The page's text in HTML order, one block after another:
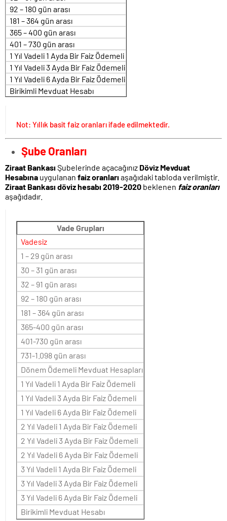
92 – 180 gün arası
181 – 364 gün arası
365 – 400 gün arası
401 – 730 gün arası
1 Yıl Vadeli 1 Ayda Bir Faiz Ödemeli
1 Yıl Vadeli 3 Ayda Bir Faiz Ödemeli
1 Yıl Vadeli 6 Ayda Bir Faiz Ödemeli
Birikimli Mevduat Hesabı
Not: Yıllık basit faiz oranları ifade edilmektedir.
Şube Oranları
Ziraat Bankası Şubelerinde açacağınız Döviz Mevduat
Hesabına uygulanan faiz oranları aşağıdaki tabloda verilmiştir.
Ziraat Bankası döviz hesabı 2019-2020 beklenen faiz oranları
aşağıdadır.
Vade Grupları
Vadesiz
1 – 29 gün arası
30 – 31 gün arası
32 – 91 gün arası
92 – 180 gün arası
181 – 364 gün arası
365-400 gün arası
401-730 gün arası
731-1.098 gün arası
Dönem Ödemeli Mevduat Hesapları
1 Yıl Vadeli 1 Ayda Bir Faiz Ödemeli
1 Yıl Vadeli 3 Ayda Bir Faiz Ödemeli
1 Yıl Vadeli 6 Ayda Bir Faiz Ödemeli
2 Yıl Vadeli 1 Ayda Bir Faiz Ödemeli
2 Yıl Vadeli 3 Ayda Bir Faiz Ödemeli
2 Yıl Vadeli 6 Ayda Bir Faiz Ödemeli
3 Yıl Vadeli 1 Ayda Bir Faiz Ödemeli
3 Yıl Vadeli 3 Ayda Bir Faiz Ödemeli
3 Yıl Vadeli 6 Ayda Bir Faiz Ödemeli
Birikimli Mevduat Hesabı